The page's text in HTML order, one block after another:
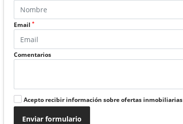
Email*
Comentarios
Acepto recibir información sobre ofertas inmobiliarias
Enviar formulario